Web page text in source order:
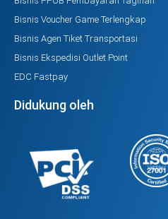
Bisnis Voucher Game Terlengkap
Bisnis Agen Tiket Transportasi
Bisnis Ekspedisi Outlet Point
EDC Fastpay
Didukung oleh